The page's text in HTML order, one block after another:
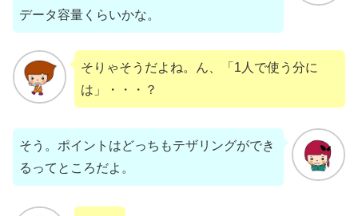
データ容量くらいかな。
そりゃそうだよね。ん、「1人で使う分に
は」・・・？
そう。ポイントはどっちもテザリングができ
るってところだよ。